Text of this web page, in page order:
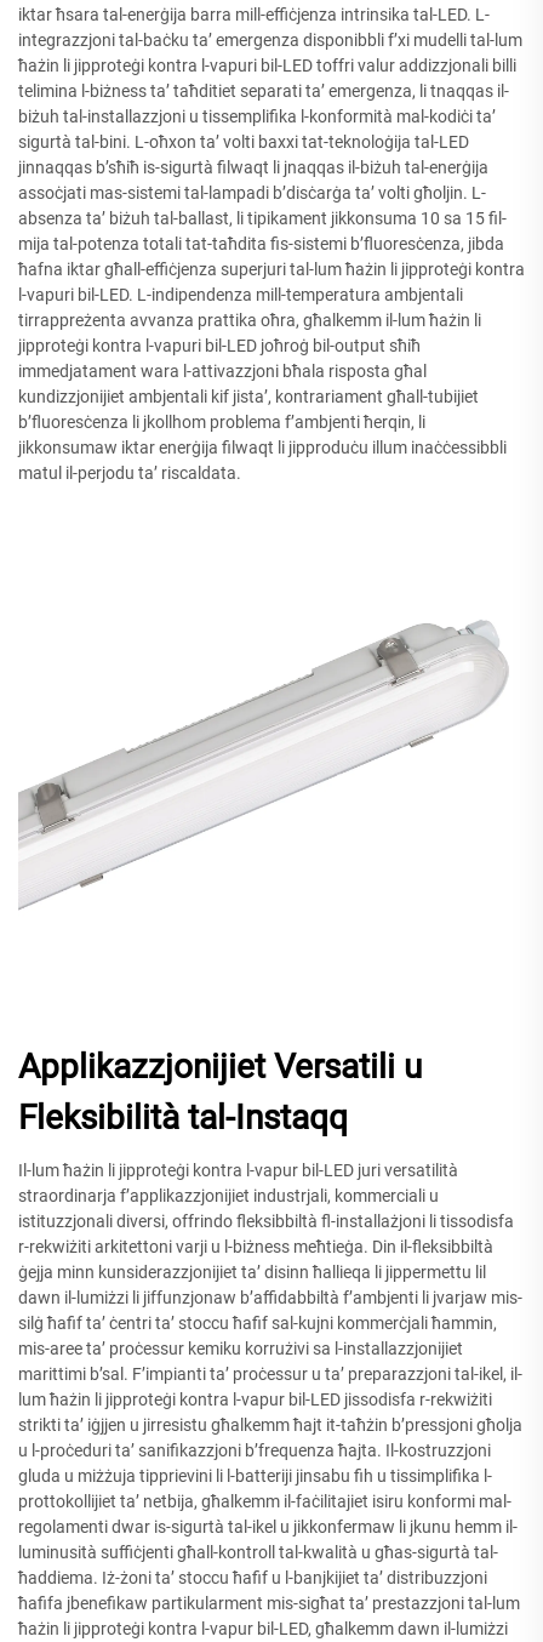
iktar ħsara tal-enerġija barra mill-effiċjenza intrinsika tal-LED. L-
integrazzjoni tal-baċku ta’ emergenza disponibbli f’xi mudelli tal-lum
ħażin li jipproteġi kontra l-vapuri bil-LED toffri valur addizzjonali billi
telimina l-biżness ta’ taħditiet separati ta’ emergenza, li tnaqqas il-
biżuh tal-installazzjoni u tissemplifika l-konformità mal-kodiċi ta’
sigurtà tal-bini. L-oħxon ta’ volti baxxi tat-teknoloġija tal-LED
jinnaqqas b’sħiħ is-sigurtà filwaqt li jnaqqas il-biżuh tal-enerġija
assoċjati mas-sistemi tal-lampadi b’disċarġa ta’ volti għoljin. L-
absenza ta’ biżuh tal-ballast, li tipikament jikkonsuma 10 sa 15 fil-
mija tal-potenza totali tat-taħdita fis-sistemi b’fluoresċenza, jibda
ħafna iktar għall-effiċjenza superjuri tal-lum ħażin li jipproteġi kontra
l-vapuri bil-LED. L-indipendenza mill-temperatura ambjentali
tirrappreżenta avvanza prattika oħra, għalkemm il-lum ħażin li
jipproteġi kontra l-vapuri bil-LED joħroġ bil-output sħiħ
immedjatament wara l-attivazzjoni bħala risposta għal
kundizzjonijiet ambjentali kif jista’, kontrariament għall-tubijiet
b’fluoresċenza li jkollhom problema f’ambjenti ħerqin, li
jikkonsumaw iktar enerġija filwaqt li jipproduċu illum inaċċessibbli
matul il-perjodu ta’ riscaldata.
Applikazzjonijiet Versatili u
Fleksibilità tal-Instaqq
Il-lum ħażin li jipproteġi kontra l-vapur bil-LED juri versatilità
straordinarja f’applikazzjonijiet industrjali, kommerciali u
istituzzjonali diversi, offrindo fleksibbiltà fl-installażjoni li tissodisfa
r-rekwiżiti arkitettoni varji u l-biżness meħtieġa. Din il-fleksibbiltà
ġejja minn kunsiderazzjonijiet ta’ disinn ħallieqa li jippermettu lil
dawn il-lumiżzi li jiffunzjonaw b’affidabbiltà f’ambjenti li jvarjaw mis-
silġ ħafif ta’ ċentri ta’ stoccu ħafif sal-kujni kommerċjali ħammin,
mis-aree ta’ proċessur kemiku korrużivi sa l-installazzjonijiet
marittimi b’sal. F’impianti ta’ proċessur u ta’ preparazzjoni tal-ikel, il-
lum ħażin li jipproteġi kontra l-vapur bil-LED jissodisfa r-rekwiżiti
strikti ta’ iġjjen u jirresistu għalkemm ħajt it-taħżin b’pressjoni għolja
u l-proċeduri ta’ sanifikazzjoni b’frequenza ħajta. Il-kostruzzjoni
gluda u miżżuja tipprievini li l-batteriji jinsabu fih u tissimplifika l-
prottokollijiet ta’ netbija, għalkemm il-faċilitajiet isiru konformi mal-
regolamenti dwar is-sigurtà tal-ikel u jikkonfermaw li jkunu hemm il-
luminusità suffiċjenti għall-kontroll tal-kwalità u għas-sigurtà tal-
ħaddiema. Iż-żoni ta’ stoccu ħafif u l-banjkijiet ta’ distribuzzjoni
ħafifa jbenefikaw partikularment mis-sigħat ta’ prestazzjoni tal-lum
ħażin li jipproteġi kontra l-vapur bil-LED, għalkemm dawn il-lumiżzi